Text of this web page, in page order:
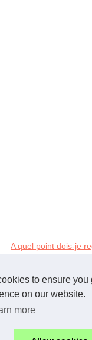
to ensure you
on our website.
more
A quel point dois-je
Interview de
Interview de Maître
Farevoyage, la